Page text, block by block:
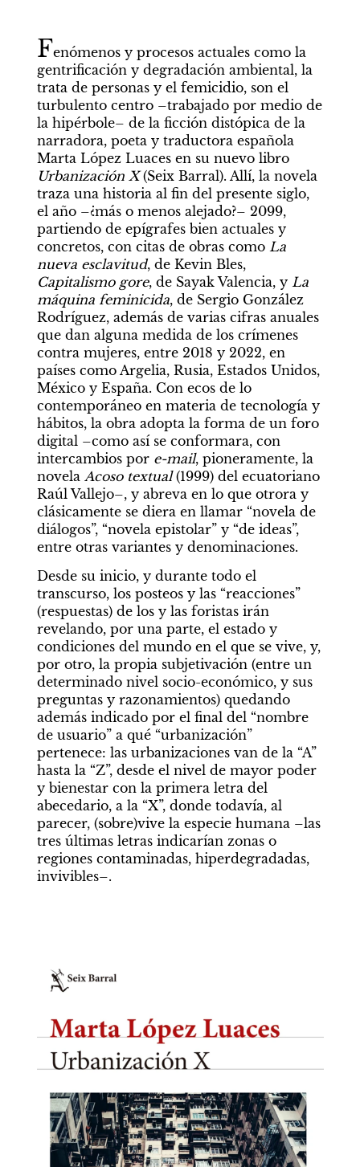
Fenómenos y procesos actuales como la
gentrificación y degradación ambiental, la
trata de personas y el femicidio, son el
turbulento centro –trabajado por medio de
la hipérbole– de la ficción distópica de la
narradora, poeta y traductora española
Marta López Luaces en su nuevo libro
Urbanización X (Seix Barral). Allí, la novela
traza una historia al fin del presente siglo,
el año –¿más o menos alejado?– 2099,
partiendo de epígrafes bien actuales y
concretos, con citas de obras como La
nueva esclavitud
, de Kevin Bles,
Capitalismo gore, de Sayak Valencia, y La
máquina feminicida, de Sergio González
Rodríguez, además de varias cifras anuales
que dan alguna medida de los crímenes
contra mujeres, entre 2018 y 2022, en
países como Argelia, Rusia, Estados Unidos,
México y España. Con ecos de lo
contemporáneo en materia de tecnología y
hábitos, la obra adopta la forma de un foro
digital –como así se conformara, con
intercambios por e-mail, pioneramente, la
novela Acoso textual (1999) del ecuatoriano
Raúl Vallejo–, y abreva en lo que otrora y
clásicamente se diera en llamar “novela de
diálogos”, “novela epistolar” y “de ideas”,
entre otras variantes y denominaciones.
Desde su inicio, y durante todo el
transcurso, los posteos y las “reacciones”
(respuestas) de los y las foristas irán
revelando, por una parte, el estado y
condiciones del mundo en el que se vive, y,
por otro, la propia subjetivación (entre un
determinado nivel socio-económico, y sus
preguntas y razonamientos) quedando
además indicado por el final del “nombre
de usuario” a qué “urbanización”
pertenece: las urbanizaciones van de la “A”
hasta la “Z”, desde el nivel de mayor poder
y bienestar con la primera letra del
abecedario, a la “X”, donde todavía, al
parecer, (sobre)vive la especie humana –las
tres últimas letras indicarían zonas o
regiones contaminadas, hiperdegradadas,
invivibles–.